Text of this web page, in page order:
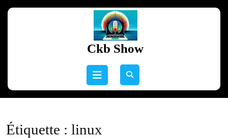
Ckb Show
Open
Étiquette : linux